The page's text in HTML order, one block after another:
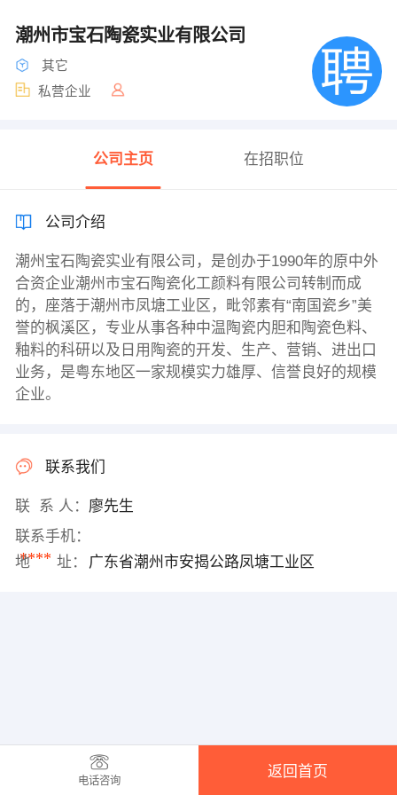
潮州市宝石陶瓷实业有限公司
其它
私营企业
公司主页 在招职位
公司介绍
潮州宝石陶瓷实业有限公司，是创办于1990年的原中外
合资企业潮州市宝石陶瓷化工颜料有限公司转制而成
的，座落于潮州市凤塘工业区，毗邻素有“南国瓷乡”美
誉的枫溪区，专业从事各种中温陶瓷内胆和陶瓷色料、
釉料的科研以及日用陶瓷的开发、生产、营销、进出口
业务，是粤东地区一家规模实力雄厚、信誉良好的规模
企业。
联系我们
联 系 人： 廖先生
联系手机：
****
地 址： 广东省潮州市安揭公路凤塘工业区
电话咨询
返回首页